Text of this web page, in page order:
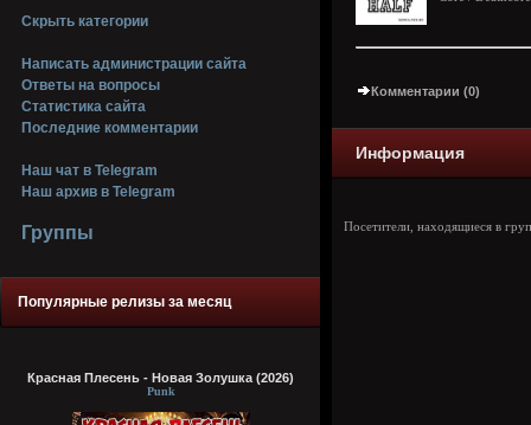
Скрыть категории
Написать администрации сайта
Ответы на вопросы
Статистика сайта
Последние комментарии
Наш чат в Telegram
Наш архив в Telegram
Группы
Популярные релизы за месяц
Красная Плесень - Новая Золушка (2026)
Punk
Комментарии (0)
Информация
Посетители, находящиеся в